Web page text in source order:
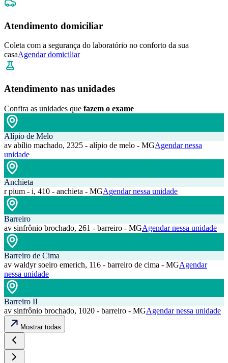
Atendimento domiciliar
Coleta com a segurança do laboratório no conforto da sua
casaAgendar domiciliar
Atendimento nas unidades
Confira as unidades que fazem o exame
Alípio de Melo
av abílio machado, 2325 - alípio de melo - MGAgendar nessa
unidade
Anchieta
r pium - i, 410 - anchieta - MGAgendar nessa unidade
Barreiro
av sinfrônio brochado, 261 - barreiro - MGAgendar nessa unidade
Barreiro de Cima
av waldyr soeiro emerich, 116 - barreiro de cima - MGAgendar
nessa unidade
Barreiro II
av sinfrônio brochado, 1020 - barreiro - MGAgendar nessa unidade
Mostrar todas